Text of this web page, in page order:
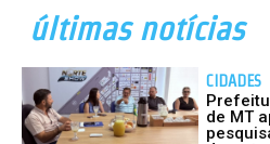
últimas notícias
CIDADES
de MT